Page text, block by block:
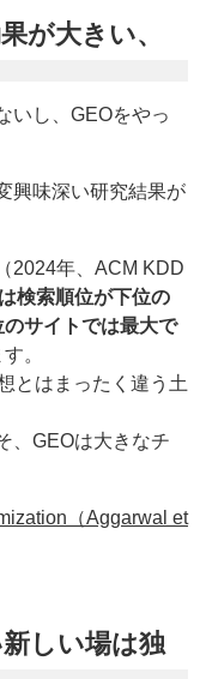
が大きい、
いし、GEOをやっ
興味深い研究結果が
2024年、ACM KDD
検索順位が下位の
サイトでは最大で
。
とはまったく違う土
、GEOは大きなチ
（Aggarwal et
しい場は独